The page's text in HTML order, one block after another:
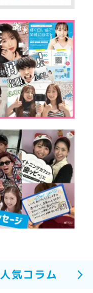
人気コラム